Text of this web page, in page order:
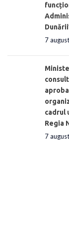
7
cadrul
Regia
7